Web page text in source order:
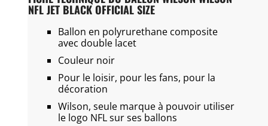
NFL JET BLACK OFFICIAL SIZE
Ballon en polyrurethane composite
avec double lacet
Couleur noir
Pour le loisir, pour les fans, pour la
décoration
Wilson, seule marque à pouvoir utiliser
le logo NFL sur ses ballons